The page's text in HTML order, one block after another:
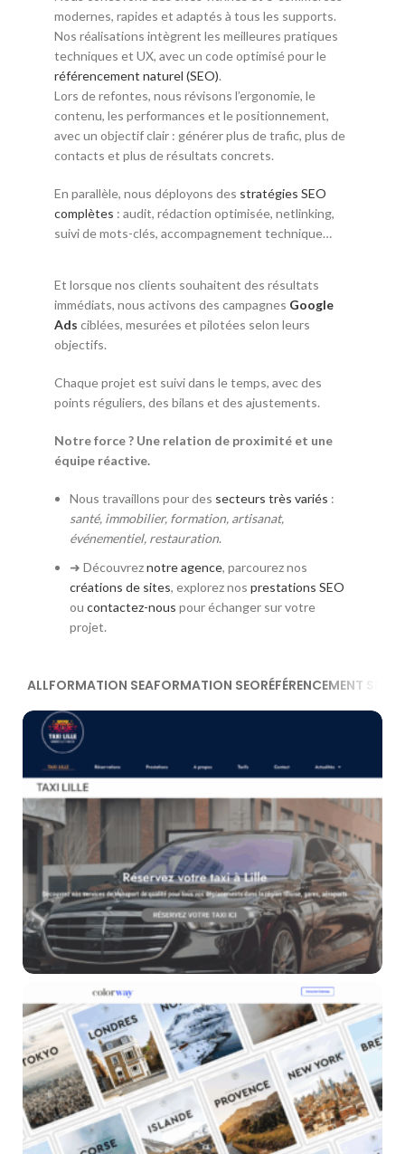
modernes, rapides et adaptés à tous les supports.
Nos réalisations intègrent les meilleures pratiques
techniques et UX, avec un code optimisé pour le
référencement naturel (SEO).
Lors de refontes, nous révisons l’ergonomie, le
contenu, les performances et le positionnement,
avec un objectif clair : générer plus de trafic, plus de
contacts et plus de résultats concrets.
En parallèle, nous déployons des stratégies SEO
complètes : audit, rédaction optimisée, netlinking,
suivi de mots-clés, accompagnement technique…
Et lorsque nos clients souhaitent des résultats
immédiats, nous activons des campagnes Google
Ads ciblées, mesurées et pilotées selon leurs
objectifs.
Chaque projet est suivi dans le temps, avec des
points réguliers, des bilans et des ajustements.
Notre force ? Une relation de proximité et une
équipe réactive.
Nous travaillons pour des secteurs très variés :
santé, immobilier, formation, artisanat,
événementiel, restauration.
➜ Découvreznotre agence, parcourez nos
créations de sites, explorez nos prestations SEO
ou contactez-nous pour échanger sur votre
projet.
ALLFORMATION SEAFORMATION SEORÉFÉRENCEMENT SEA
Référencement SEO
TAXI LILLE